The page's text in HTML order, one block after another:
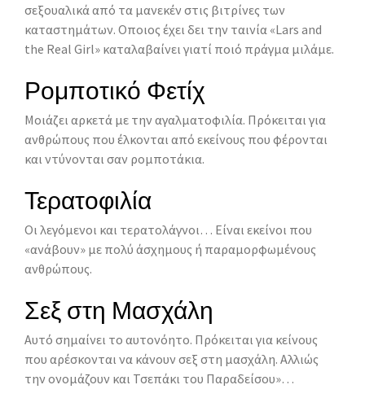
σεξουαλικά από τα μανεκέν στις βιτρίνες των
καταστημάτων. Οποιος έχει δει την ταινία «Lars and
the Real Girl» καταλαβαίνει γιατί ποιό πράγμα μιλάμε.
Ρομποτικό Φετίχ
Μοιάζει αρκετά με την αγαλματοφιλία. Πρόκειται για
ανθρώπους που έλκονται από εκείνους που φέρονται
και ντύνονται σαν ρομποτάκια.
Τερατοφιλία
Οι λεγόμενοι και τερατολάγνοι… Είναι εκείνοι που
«ανάβουν» με πολύ άσχημους ή παραμορφωμένους
ανθρώπους.
Σεξ στη Μασχάλη
Αυτό σημαίνει το αυτονόητο. Πρόκειται για κείνους
που αρέσκονται να κάνουν σεξ στη μασχάλη. Αλλιώς
την ονομάζουν και Τσεπάκι του Παραδείσου»…